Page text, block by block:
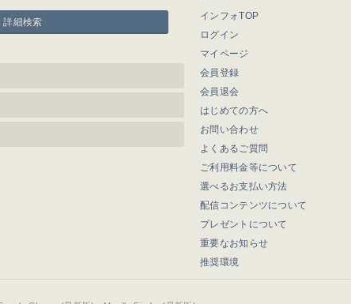
詳細検索
インフォTOP
ログイン
マイページ
会員登録
会員退会
はじめての方へ
お問い合わせ
よくあるご質問
ご利用料金等について
選べるお支払い方法
配信コンテンツについて
プレゼントについて
重要なお知らせ
推奨環境